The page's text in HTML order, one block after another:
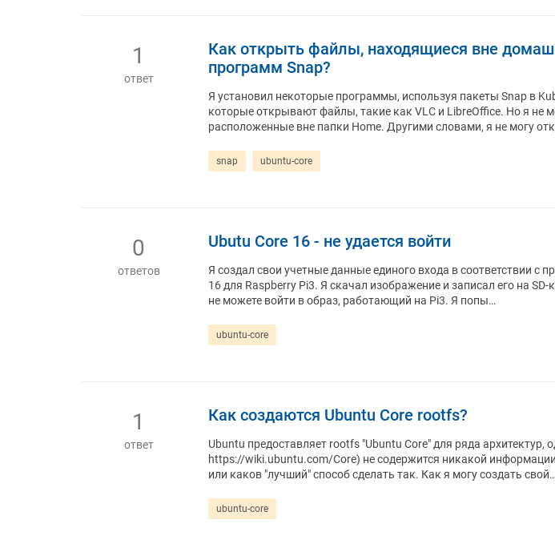
1
ответ
Как открыть файлы, находящиеся вне
программ Snap?
Я установил некоторые программы, используя пакеты Snap в
которые открывают файлы, такие как VLC и LibreOffice. Но я не
расположенные вне папки Home. Другими словами, я не могу
snap ubuntu-core
0
ответов
Ubutu Core 16 - не удается войти
Я создал свои учетные данные единого входа в соответствии с
16 для Raspberry Pi3. Я скачал изображение и записал его на SD-
не можете войти в образ, работающий на Pi3. Я попы…
ubuntu-core
1
ответ
Как создаются Ubuntu Core rootfs?
Ubuntu предоставляет rootfs "Ubuntu Core" для ряда архитектур,
https://wiki.ubuntu.com/Core) не содержится никакой
или каков "лучший" способ сделать так. Как я могу создать свой…
ubuntu-core